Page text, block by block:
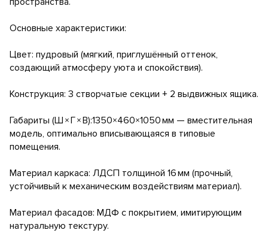
Основные характеристики:
Цвет: пудровый (мягкий, приглушённый оттенок,
создающий атмосферу уюта и спокойствия).
Конструкция: 3 створчатые секции + 2 выдвижных ящика.
Габариты (Ш × Г × В):1350×460×1050 мм — вместительная
модель, оптимально вписывающаяся в типовые
помещения.
Материал каркаса: ЛДСП толщиной 16 мм (прочный,
устойчивый к механическим воздействиям материал).
Материал фасадов: МДФ с покрытием, имитирующим
натуральную текстуру.